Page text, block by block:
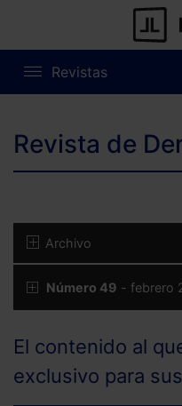
Revistas
Revista de
Archivo
Número 49 - febrero
El contenido al
exclusivo para